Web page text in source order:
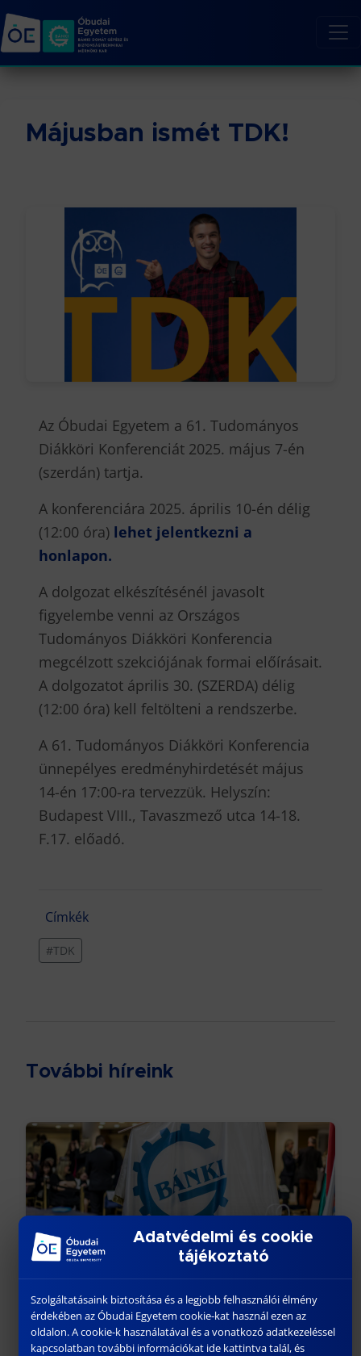
Májusban ismét TDK!
Az Óbudai Egyetem a 61. Tudományos
Diákköri Konferenciát 2025. május 7-én
(szerdán) tartja.
A konferenciára 2025. április 10-én délig
(12:00 óra) lehet jelentkezni a
honlapon.
A dolgozat elkészítésénél javasolt
figyelembe venni az Országos
Tudományos Diákköri Konferencia
megcélzott szekciójának formai előírásait.
A dolgozatot április 30. (SZERDA) délig
(12:00 óra) kell feltölteni a rendszerbe.
A 61. Tudományos Diákköri Konferencia
ünnepélyes eredményhirdetését május
14-én 17:00-ra tervezzük. Helyszín:
Budapest VIII., Tavaszmező utca 14-18.
F.17. előadó.
Címkék
#TDK
További híreink
DIPLOMAÁTADÓ ÜNNEPSÉG 2025 FEBRUÁR
február 23, 2025
Előző
Adatvédelmi és cookie
tájékoztató
Szolgáltatásaink biztosítása és a legjobb felhasználói élmény
érdekében az Óbudai Egyetem cookie-kat használ ezen az
oldalon. A cookie-k használatával és a vonatkozó adatkezeléssel
kapcsolatban további információkat ide kattintva talál, és